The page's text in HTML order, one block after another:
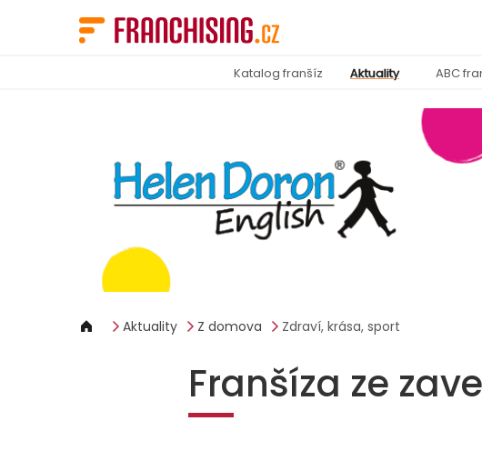
Katalog franšíz Aktuality ABC
Aktuality Z domova Zdraví, krása, sport
Franšíza ze